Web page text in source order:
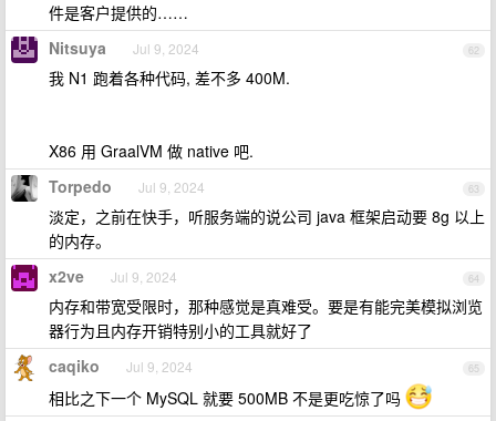
件是客户提供的……
62
Nitsuya Jul 9, 2024
我 N1 跑着各种代码, 差不多 400M.
X86 用 GraalVM 做 native 吧.
63
Torpedo Jul 9, 2024
淡定，之前在快手，听服务端的说公司 java 框架启动要 8g 以上
的内存。
64
x2ve Jul 9, 2024
内存和带宽受限时，那种感觉是真难受。要是有能完美模拟浏览
器行为且内存开销特别小的工具就好了
65
caqiko Jul 9, 2024
相比之下一个 MySQL 就要 500MB 不是更吃惊了吗